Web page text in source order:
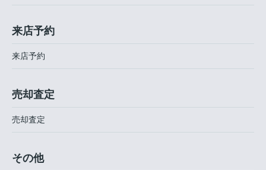
来店予約
来店予約
売却査定
売却査定
その他